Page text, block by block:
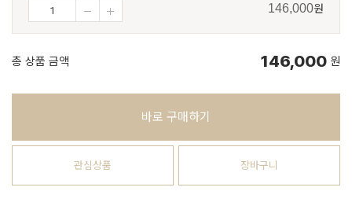
146,000원
총 상품 금액 146,000 원
바로 구매하기
관심상품 장바구니